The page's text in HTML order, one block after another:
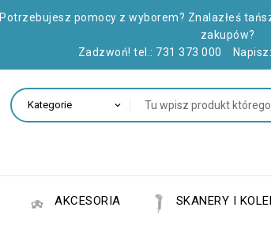
Potrzebujesz pomocy z wyborem? Znalazłeś
zakupów?
Zadzwoń! tel.: 731 373 000 Napisz:
AKCESORIA SKANERY I